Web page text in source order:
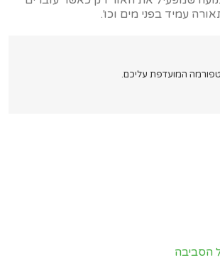
עמיד בפני מים וכו'.
המועדפת עליכם.
הסביבה